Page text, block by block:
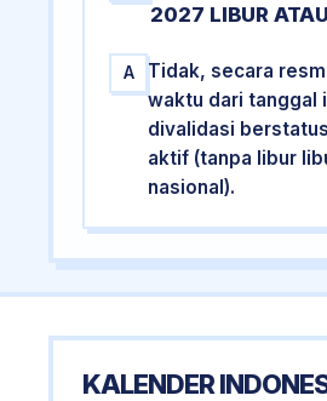
2027 LIBUR
A
Tidak, secara
waktu dari tanggal
divalidasi
aktif (tanpa libur
nasional).
KALENDER